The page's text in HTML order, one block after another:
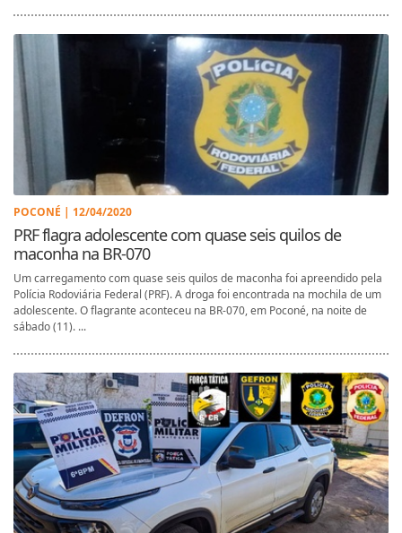
POCONÉ | 12/04/2020
PRF flagra adolescente com quase seis quilos de
maconha na BR-070
Um carregamento com quase seis quilos de maconha foi apreendido pela
Polícia Rodoviária Federal (PRF). A droga foi encontrada na mochila de um
adolescente. O flagrante aconteceu na BR-070, em Poconé, na noite de
sábado (11). ...